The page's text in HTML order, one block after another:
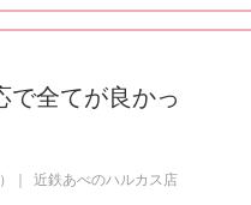
で全てが良かっ
近鉄あべのハルカス店